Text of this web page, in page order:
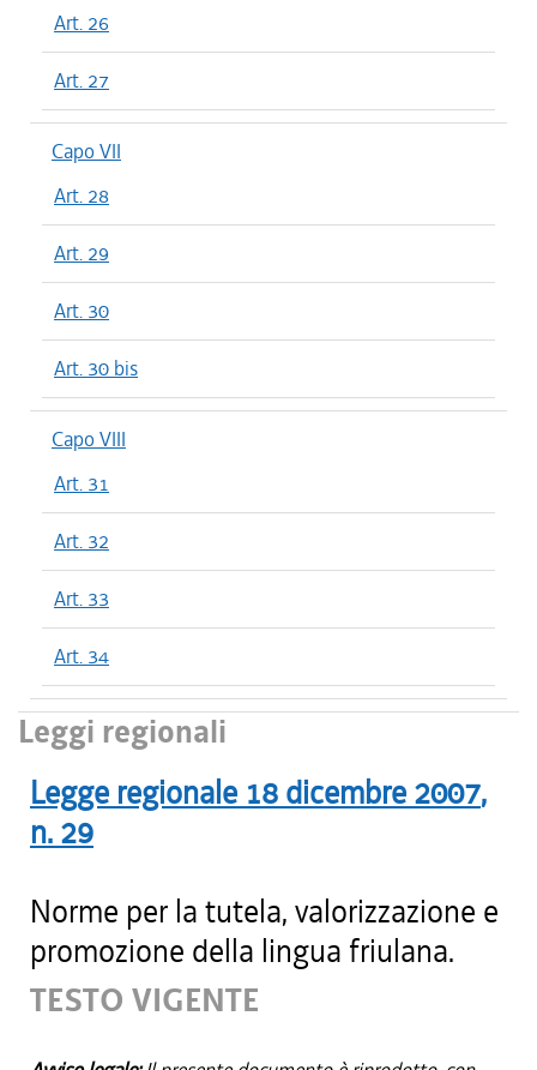
Art. 26
Art. 27
Capo VII
Art. 28
Art. 29
Art. 30
Art. 30 bis
Capo VIII
Art. 31
Art. 32
Art. 33
Art. 34
Leggi regionali
Legge regionale 18 dicembre 2007,
n. 29
Norme per la tutela, valorizzazione e
promozione della lingua friulana.
TESTO VIGENTE